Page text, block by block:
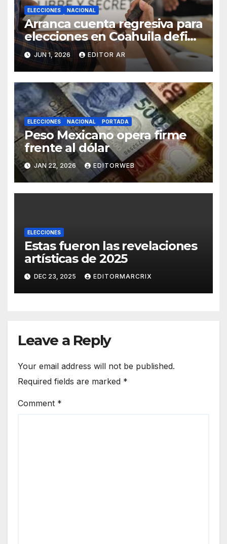
ELECCIONES NACIONAL
Arranca cuenta regresiva para
elecciones en Coahuila define
Congreso local
JUN 1, 2026 EDITOR AR
ELECCIONES NACIONAL PORTADA
Peso Mexicano opera firme
frente al dólar
JAN 22, 2026 EDITORWEB
ELECCIONES
Estas fueron las revelaciones
artísticas de 2025
DEC 23, 2025 EDITORMARCRIX
Leave a Reply
Your email address will not be published.
Required fields are marked *
Comment *